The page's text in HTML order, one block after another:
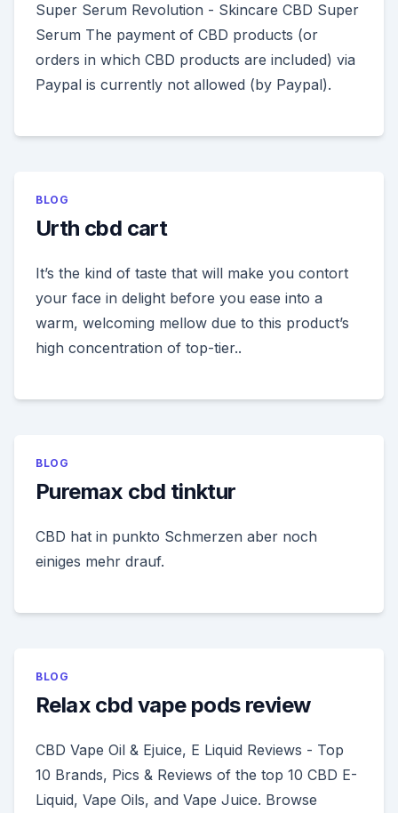
Super Serum Revolution - Skincare CBD Super
Serum The payment of CBD products (or
orders in which CBD products are included) via
Paypal is currently not allowed (by Paypal).
BLOG
Urth cbd cart
It’s the kind of taste that will make you contort
your face in delight before you ease into a
warm, welcoming mellow due to this product’s
high concentration of top-tier..
BLOG
Puremax cbd tinktur
CBD hat in punkto Schmerzen aber noch
einiges mehr drauf.
BLOG
Relax cbd vape pods review
CBD Vape Oil & Ejuice, E Liquid Reviews - Top
10 Brands, Pics & Reviews of the top 10 CBD E-
Liquid, Vape Oils, and Vape Juice. Browse